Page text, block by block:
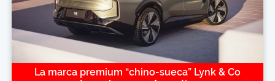
La marca premium “chino-sueca” Lynk & Co